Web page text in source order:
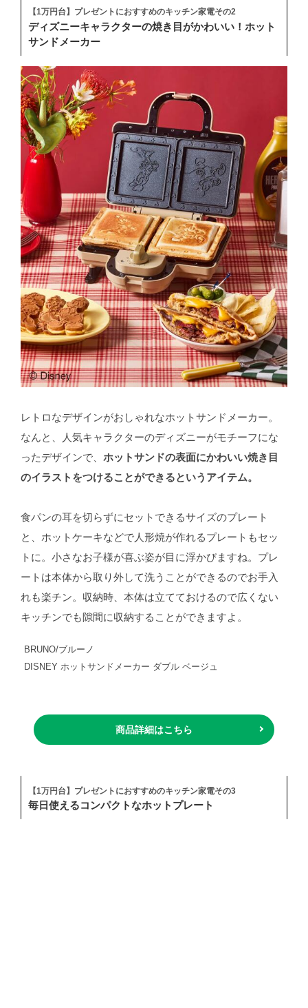
【1万円台】プレゼントにおすすめのキッチン家電その2
ディズニーキャラクターの焼き目がかわいい！ホット
サンドメーカー
レトロなデザインがおしゃれなホットサンドメーカー。
なんと、人気キャラクターのディズニーがモチーフにな
ったデザインで、 ホットサンドの表面にかわいい焼き目
のイラストをつけることができるというアイテム。
食パンの耳を切らずにセットできるサイズのプレート
と、ホットケーキなどで人形焼が作れるプレートもセッ
トに。小さなお子様が喜ぶ姿が目に浮かびますね。プレ
ートは本体から取り外して洗うことができるのでお手入
れも楽チン。収納時、本体は立てておけるので広くない
キッチンでも隙間に収納することができますよ。
BRUNO/ブルーノ
DISNEY ホットサンドメーカー ダブル ベージュ
商品詳細はこちら
【1万円台】プレゼントにおすすめのキッチン家電その3
毎日使えるコンパクトなホットプレート